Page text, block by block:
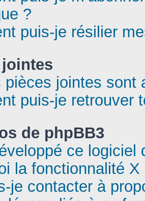
?
puis-je résilier
pièces jointes sont
puis-je retrouver
de phpBB3
ce logiciel
la fonctionnalité X
je contacter à